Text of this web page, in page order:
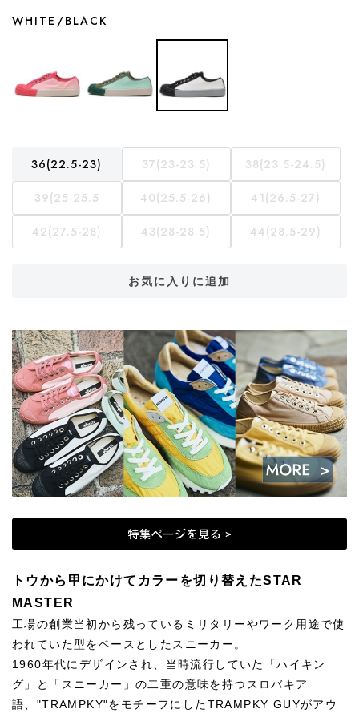
WHITE/BLACK
36(22.5-23) 37(23-23.5) 38(23.5-24.5)
39(25-25.5 40(25.5-26) 41(26.5-27)
42(27.5-28) 43(28-28.5) 44(28.5-29)
お気に入りに追加
トウから甲にかけてカラーを切り替えたSTAR
MASTER
工場の創業当初から残っているミリタリーやワーク用途で使
われていた型をベースとしたスニーカー。
1960年代にデザインされ、当時流行していた「ハイキン
グ」と「スニーカー」の二重の意味を持つスロバキア
語、"TRAMPKY"をモチーフにしたTRAMPKY GUYがアウ